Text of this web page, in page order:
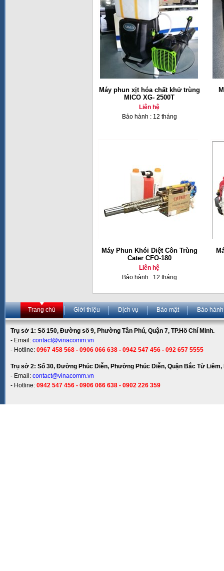
Máy phun xịt hóa chất khử trùng
MICO XG- 2500T
Liên hệ
Bảo hành : 12 tháng
Máy Phun Khói Diệt Côn Trùng
Cater CFO-180
Liên hệ
Bảo hành : 12 tháng
Trang chủ Giới thiệu Dịch vụ Bảo mật Bảo hành
Trụ sở 1: Số 150, Đường số 9, Phường Tân Phú, Quận 7, TP.Hồ Chí Minh.
- Email: contact@vinacomm.vn
- Hotline: 0967 458 568 - 0906 066 638 - 0942 547 456 - 092 657 5555
Trụ sở 2: Số 30, Đường Phúc Diễn, Phường Phúc Diễn, Quận Bắc Từ Liêm,
- Email: contact@vinacomm.vn
- Hotline: 0942 547 456 - 0906 066 638 - 0902 226 359